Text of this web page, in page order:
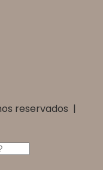
reservados |